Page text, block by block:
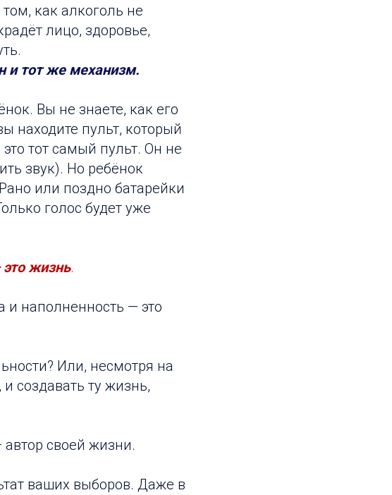
как алкоголь не
лицо, здоровье,
и тот же механизм.
Вы не знаете, как его
находите пульт, который
тот самый пульт. Он не
звук). Но ребёнок
или поздно батарейки
голос будет уже
жизнь.
и наполненность — это
Или, несмотря на
и создавать ту жизнь,
своей жизни.
ваших выборов. Даже в